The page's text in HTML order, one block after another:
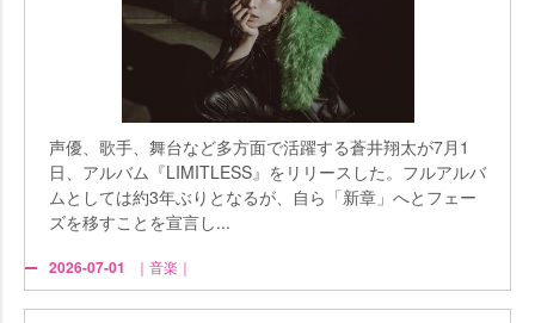
声優、歌手、舞台など多方面で活躍する蒼井翔太が7月1
日、アルバム『LIMITLESS』をリリースした。フルアルバ
ムとしては約3年ぶりとなるが、自ら「新章」へとフェー
ズを移すことを宣言し...
2026-07-01 ｜音楽｜